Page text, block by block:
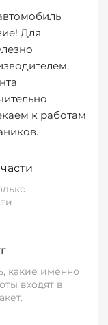
Для
к работам
какие именно
входят в